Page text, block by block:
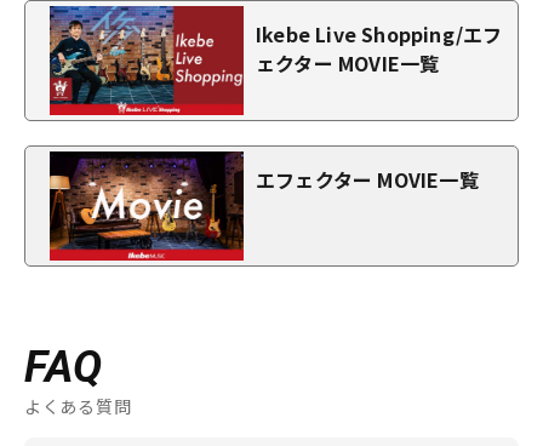
Ikebe Live Shopping/エフ
ェクター MOVIE一覧
エフェクター MOVIE一覧
FAQ
よくある質問